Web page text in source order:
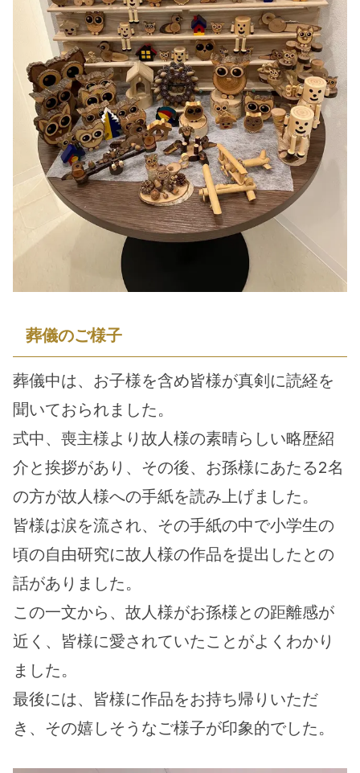
葬儀のご様子
葬儀中は、お子様を含め皆様が真剣に読経を
聞いておられました。
式中、喪主様より故人様の素晴らしい略歴紹
介と挨拶があり、その後、お孫様にあたる2名
の方が故人様への手紙を読み上げました。
皆様は涙を流され、その手紙の中で小学生の
頃の自由研究に故人様の作品を提出したとの
話がありました。
この一文から、故人様がお孫様との距離感が
近く、皆様に愛されていたことがよくわかり
ました。
最後には、皆様に作品をお持ち帰りいただ
き、その嬉しそうなご様子が印象的でした。